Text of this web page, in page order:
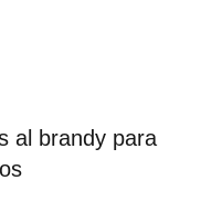
al brandy para